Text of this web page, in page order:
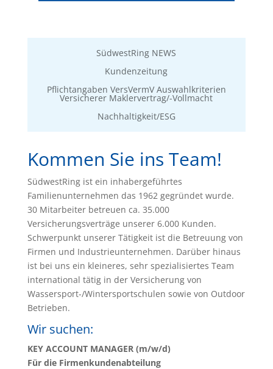
SüdwestRing NEWS
Kundenzeitung
Pflichtangaben VersVermV Auswahlkriterien
Versicherer Maklervertrag/-Vollmacht
Nachhaltigkeit/ESG
Kommen Sie ins Team!
SüdwestRing ist ein inhabergeführtes
Familienunternehmen das 1962 gegründet wurde.
30 Mitarbeiter betreuen ca. 35.000
Versicherungsverträge unserer 6.000 Kunden.
Schwerpunkt unserer Tätigkeit ist die Betreuung von
Firmen und Industrieunternehmen. Darüber hinaus
ist bei uns ein kleineres, sehr spezialisiertes Team
international tätig in der Versicherung von
Wassersport-/Wintersportschulen sowie von Outdoor
Betrieben.
Wir suchen:
KEY ACCOUNT MANAGER (m/w/d)
Für die Firmenkundenabteilung